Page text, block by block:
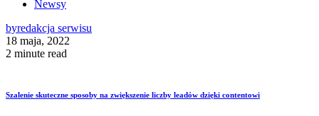
Newsy
byredakcja serwisu
18 maja, 2022
2 minute read
Szalenie skuteczne sposoby na zwiększenie liczby leadów dzięki contentowi